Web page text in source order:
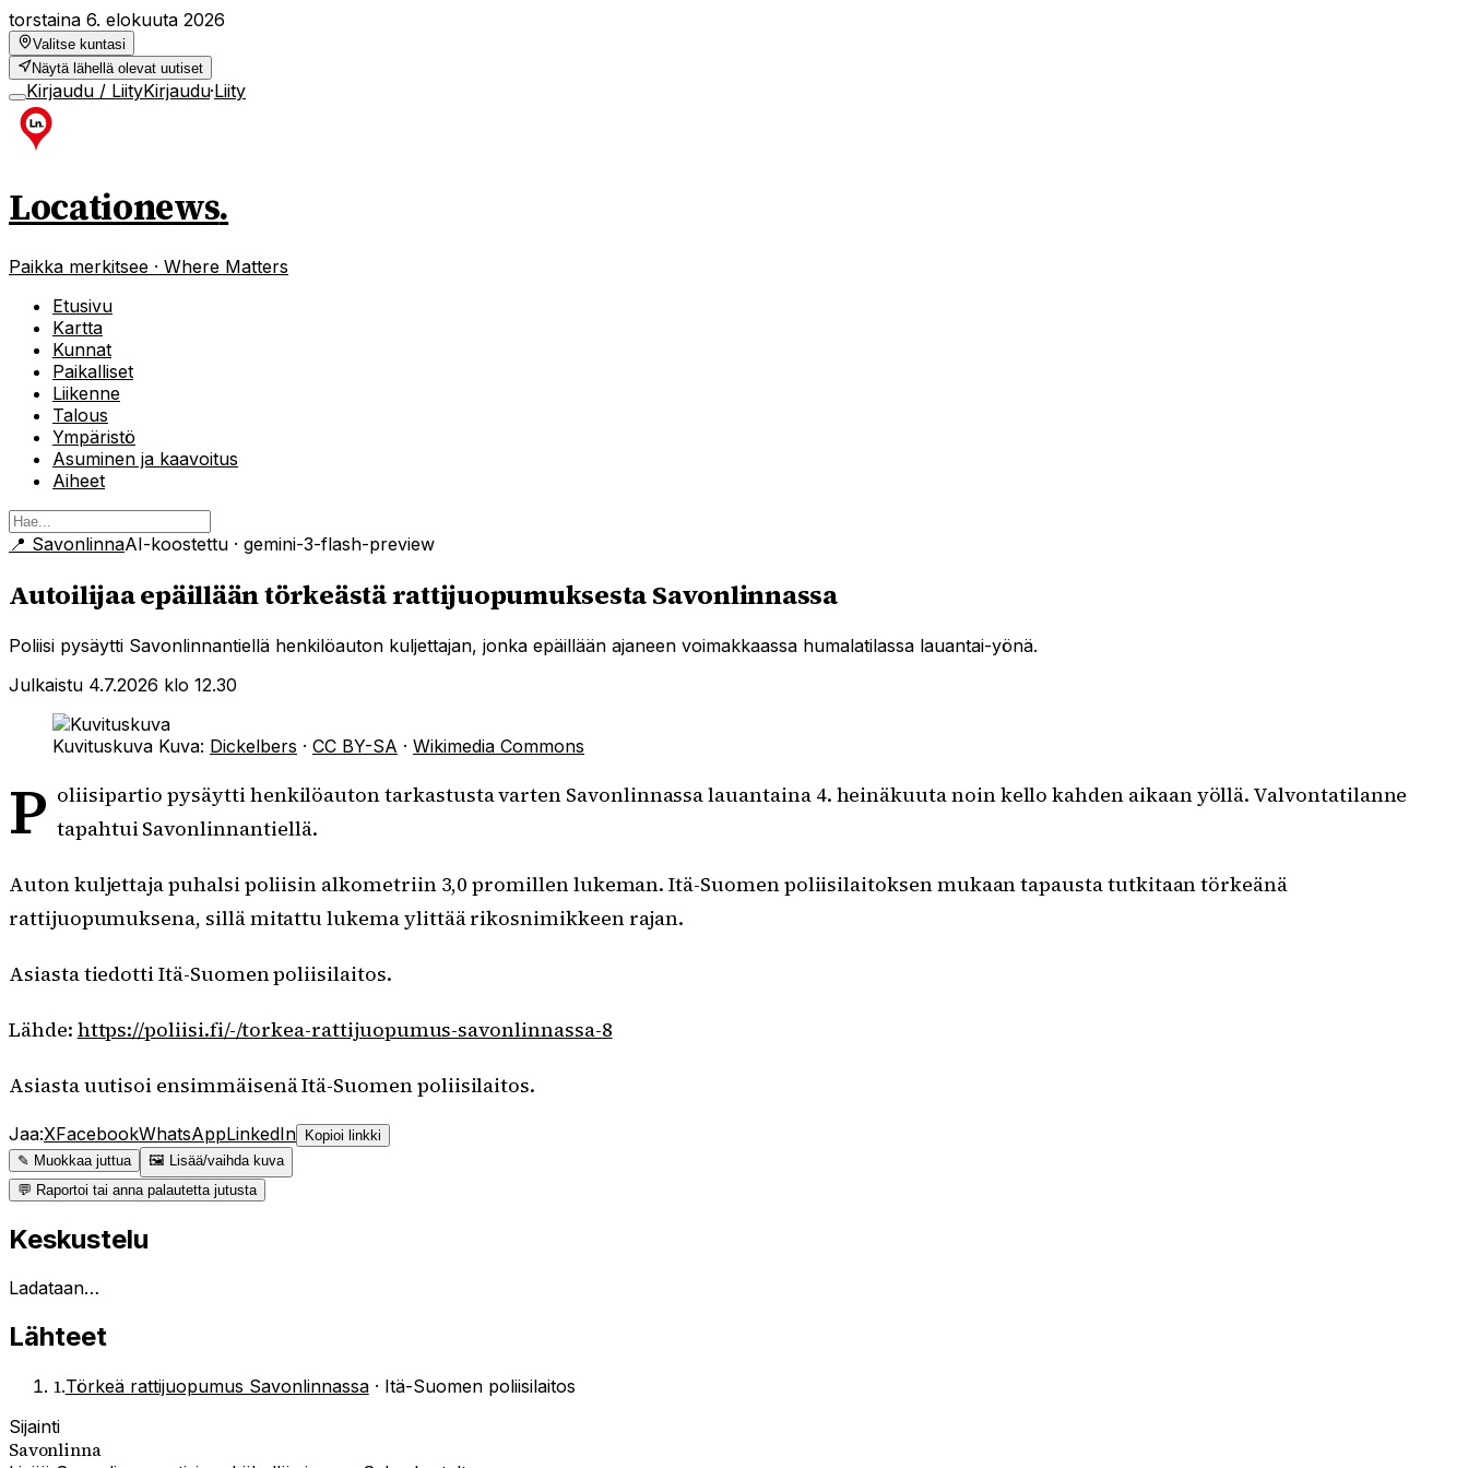
torstaina 6. elokuuta 2026
Valitse kuntasi
Näytä lähellä olevat uutiset
Kirjaudu / LiityKirjaudu·Liity
Locationews.
Paikka merkitsee · Where Matters
Etusivu
Kartta
Kunnat
Paikalliset
Liikenne
Talous
Ympäristö
Asuminen ja kaavoitus
Aiheet
📍 SavonlinnaAI-koostettu · gemini-3-flash-preview
Autoilijaa epäillään törkeästä rattijuopumuksesta Savonlinnassa
Poliisi pysäytti Savonlinnantiellä henkilöauton kuljettajan, jonka epäillään ajaneen voimakkaassa humalatilassa lauantai-yönä.
Julkaistu 4.7.2026 klo 12.30
Kuvituskuva Kuva: Dickelbers · CC BY-SA · Wikimedia Commons
P oliisipartio pysäytti henkilöauton tarkastusta varten Savonlinnassa lauantaina 4. heinäkuuta noin kello kahden aikaan yöllä. Valvontatilanne
tapahtui Savonlinnantiellä.
Auton kuljettaja puhalsi poliisin alkometriin 3,0 promillen lukeman. Itä-Suomen poliisilaitoksen mukaan tapausta tutkitaan törkeänä
rattijuopumuksena, sillä mitattu lukema ylittää rikosnimikkeen rajan.
Asiasta tiedotti Itä-Suomen poliisilaitos.
Lähde: https://poliisi.fi/-/torkea-rattijuopumus-savonlinnassa-8
Asiasta uutisoi ensimmäisenä Itä-Suomen poliisilaitos.
Jaa:XFacebookWhatsAppLinkedIn
Kopioi linkki
✎ Muokkaa juttua
🖼 Lisää/vaihda kuva
💬 Raportoi tai anna palautetta jutusta
Keskustelu
Ladataan…
Lähteet
1.Törkeä rattijuopumus Savonlinnassa· Itä-Suomen poliisilaitos
Sijainti
Savonlinna